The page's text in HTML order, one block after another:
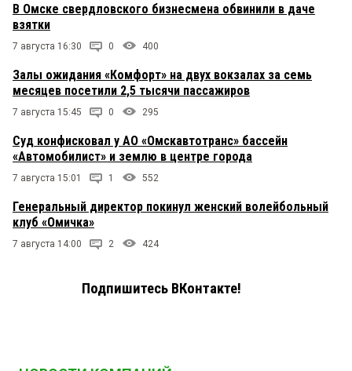
В Омске свердловского бизнесмена обвинили в даче
взятки
7 августа 16:30 0 400
Залы ожидания «Комфорт» на двух вокзалах за семь
месяцев посетили 2,5 тысячи пассажиров
7 августа 15:45 0 295
Суд конфисковал у АО «Омскавтотранс» бассейн
«Автомобилист» и землю в центре города
7 августа 15:01 1 552
Генеральный директор покинул женский волейбольный
клуб «Омичка»
7 августа 14:00 2 424
Подпишитесь ВКонтакте!